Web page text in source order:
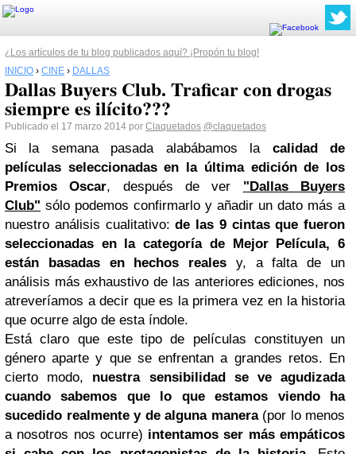
¿Los artículos de tu blog publicados aquí? ¡Propón tu blog!
INICIO › CINE › DALLAS
Dallas Buyers Club. Traficar con drogas
siempre es ilícito???
Publicado el 17 marzo 2014 por Claquetados @claquetados
Si la semana pasada alabábamos la calidad de
películas seleccionadas en la última edición de los
Premios Oscar, después de ver "Dallas Buyers
Club" sólo podemos confirmarlo y añadir un dato más a
nuestro análisis cualitativo:de las 9 cintas que fueron
seleccionadas en la categoría de Mejor Película, 6
están basadas en hechos reales y, a falta de un
análisis más exhaustivo de las anteriores ediciones, nos
atreveríamos a decir que es la primera vez en la historia
que ocurre algo de esta índole.
Está claro que este tipo de películas constituyen un
género aparte y que se enfrentan a grandes retos. En
cierto modo, nuestra sensibilidad se ve agudizada
cuando sabemos que lo que estamos viendo ha
sucedido realmente y de alguna manera(por lo menos
a nosotros nos ocurre) intentamos ser más empáticos